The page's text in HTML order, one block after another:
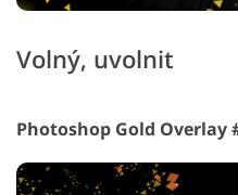
Volný, uvolnit
Photoshop Gold Overlay